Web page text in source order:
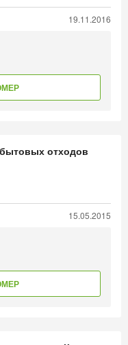
19.11.2016
отходов
15.05.2015